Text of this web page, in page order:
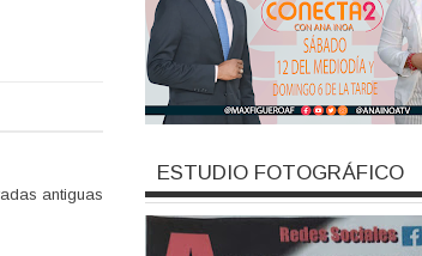
antiguas
ESTUDIO FOTOGRÁFICO